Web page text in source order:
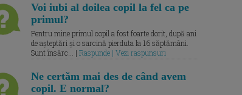
Voi iubi al doilea copil la fel ca pe
primul?
Pentru mine primul copil a fost foarte dorit, după ani
de așteptări și o sarcină pierduta la 16 săptămâni.
Sunt însărc... | Raspunde | Vezi raspunsuri
Ne certăm mai des de când avem
copil. E normal?